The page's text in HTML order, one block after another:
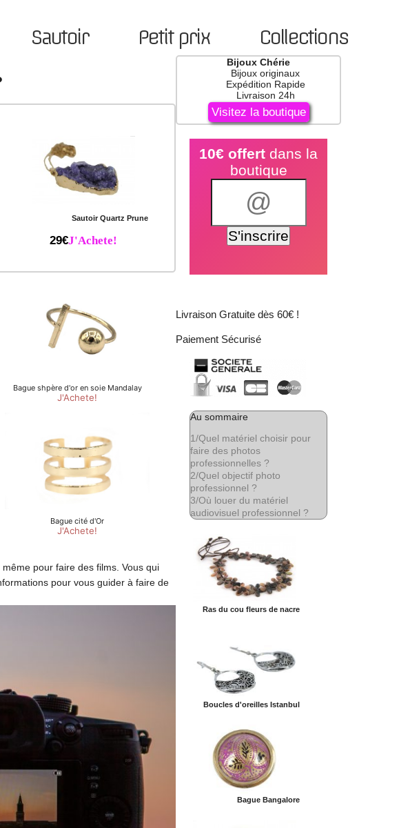
Sautoir Petit prix Collections
Sautoir Quartz Prune
29€J'Achete!
pour faire des films. Vous qui
pour vous guider à faire de
Bijoux Chérie
Bijoux originaux
Expédition Rapide
Livraison 24h
Visitez la boutique
10€ offert dans la
boutique
Livraison Gratuite dès 60€ !
Paiement Sécurisé
Au sommaire
1/Quel matériel choisir pour
faire des photos
professionnelles ?
2/Quel objectif photo
professionnel ?
3/Où louer du matériel
audiovisuel professionnel ?
Ras du cou fleurs de nacre
Boucles d'oreilles Istanbul
Bague Bangalore